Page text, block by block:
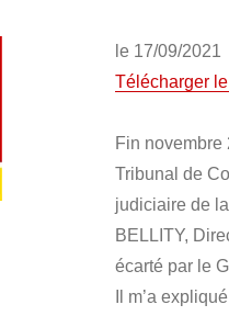
le 17/09/2021
Télécharger
Fin novembre
Tribunal de
judiciaire de
BELLITY,
écarté par le
Il m’a